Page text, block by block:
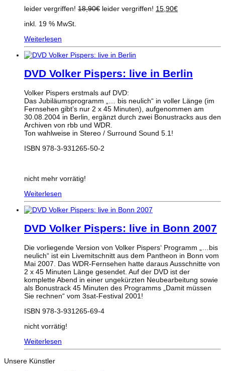
leider vergriffen! 18,90€ Ursprünglicher
leider vergriffen! 15,90€Aktueller
inkl. 19 % MwSt.
Weiterlesen
DVD Volker Pispers: live in Berlin
Volker Pispers erstmals auf DVD:
Das Jubiläumsprogramm „… bis neulich“ in voller Länge (im
Fernsehen gibt’s nur 2 x 45 Minuten), aufgenommen am
30.08.2004 in Berlin, ergänzt durch zwei Bonustracks aus den
Archiven von rbb und WDR.
Ton wahlweise in Stereo / Surround Sound 5.1!
ISBN 978-3-931265-50-2
nicht mehr vorrätig!
Weiterlesen
DVD Volker Pispers: live in Bonn 2007
Die vorliegende Version von Volker Pispers‘ Programm „…bis
neulich“ ist ein Livemitschnitt aus dem Pantheon in Bonn vom
Mai 2007. Das WDR-Fernsehen hatte daraus Ausschnitte von
2 x 45 Minuten Länge gesendet. Auf der DVD ist der
komplette Abend in einer ungekürzten Neubearbeitung sowie
als Bonustrack 45 Minuten des Programms „Damit müssen
Sie rechnen“ vom 3sat-Festival 2001!
ISBN 978-3-931265-69-4
nicht vorrätig!
Weiterlesen
Unsere Künstler